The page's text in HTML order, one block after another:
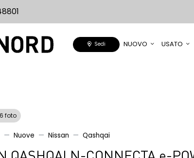
Sedi NUOVO USATO
foto
Nuove Nissan Qashqai